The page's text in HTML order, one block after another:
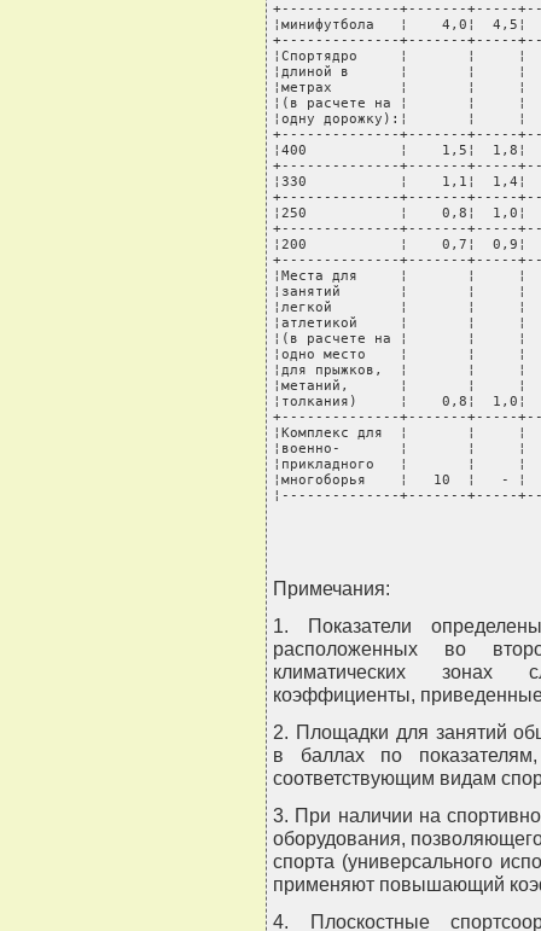
+--------------+-------+-----
¦минифутбола   ¦    4,0¦
+--------------+-------+-----
¦Спортядро     ¦       ¦
¦длиной в      ¦       ¦
¦метрах        ¦       ¦
¦(в расчете на ¦       ¦
¦одну дорожку):¦       ¦
+--------------+-------+-----
¦400           ¦    1,5¦
+--------------+-------+-----
¦330           ¦    1,1¦
+--------------+-------+-----
¦250           ¦    0,8¦
+--------------+-------+-----
¦200           ¦    0,7¦
+--------------+-------+-----
¦Места для     ¦       ¦
¦занятий       ¦       ¦
¦легкой        ¦       ¦
¦атлетикой     ¦       ¦
¦(в расчете на ¦       ¦
¦одно место    ¦       ¦
¦для прыжков,  ¦       ¦
¦метаний,      ¦       ¦
¦толкания)     ¦    0,8¦
+--------------+-------+-----
¦Комплекс для  ¦       ¦
¦военно-       ¦       ¦
¦прикладного   ¦       ¦
¦многоборья    ¦   10  ¦
¦--------------+-------+-----
Примечания:
1. Показатели
расположенных во
климатических зонах
коэффициенты,
2. Площадки для занятий
в баллах по
соответствующим видам
3. При наличии на
оборудования,
спорта (универсального
применяют повышающий
4. Плоскостные